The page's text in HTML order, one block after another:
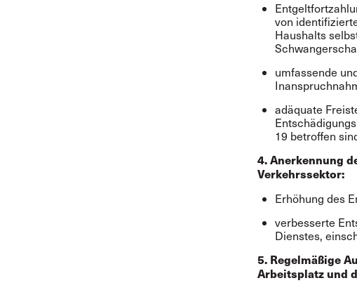
von
Haushalts
umfassende
adäquate
19 betroffen
4. Anerkennung
Verkehrssektor:
Erhöhung des
verbesserte
Dienstes,
5. Regelmäßige
Arbeitsplatz und